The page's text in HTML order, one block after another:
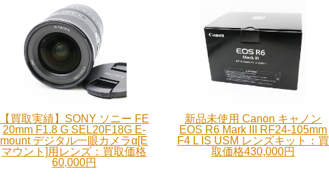
【買取実績】SONY ソニー FE
20mm F1.8 G SEL20F18G E-
mount デジタル一眼カメラα[E
マウント]用レンズ：買取価格
60,000円
新品未使用 Canon キャノン
EOS R6 Mark III RF24-105mm
F4 L IS USM レンズキット：買
取価格430,000円